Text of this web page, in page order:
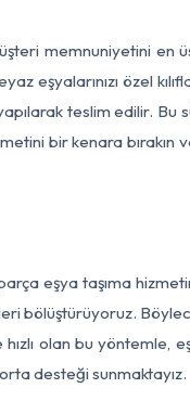
memnuniyetini en
eşyalarınızı özel
teslim edilir. Bu
bir kenara
eşya taşıma
bölüştürüyoruz.
olan bu yöntemle,
desteği sunmaktayız.